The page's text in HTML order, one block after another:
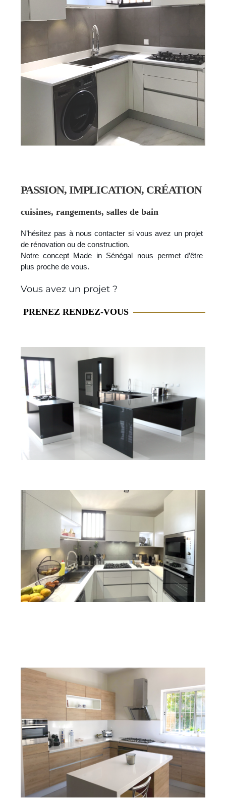
PASSION, IMPLICATION, CRÉATION
cuisines, rangements, salles de bain
N’hésitez pas à nous contacter si vous avez un projet
de rénovation ou de construction.
Notre concept Made in Sénégal nous permet d’être
plus proche de vous.
Vous avez un projet ?
PRENEZ RENDEZ-VOUS